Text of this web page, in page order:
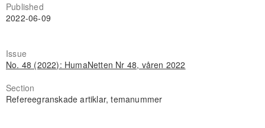
Published
2022-06-09
Issue
No. 48 (2022): HumaNetten Nr 48, våren 2022
Section
Refereegranskade artiklar, temanummer